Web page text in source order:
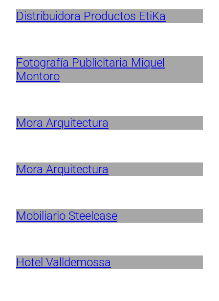
Distribuidora Productos EtiKa
Fotografía Publicitaria Miquel
Montoro
Mora Arquitectura
Mora Arquitectura
Mobiliario Steelcase
Hotel Valldemossa